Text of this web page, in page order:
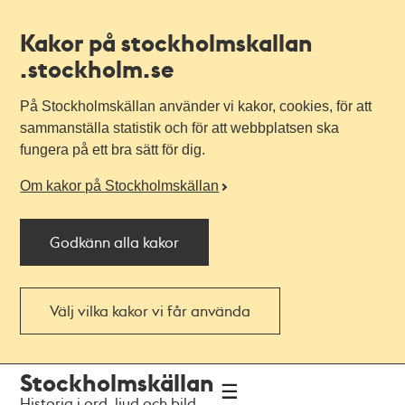
Kakor på stockholmskallan
.stockholm.se
På Stockholmskällan använder vi kakor, cookies, för att
sammanställa statistik och för att webbplatsen ska
fungera på ett bra sätt för dig.
Om kakor på Stockholmskällan
Godkänn alla kakor
Välj vilka kakor vi får använda
navigationen
huvudinnehållet
Stockholmskällan